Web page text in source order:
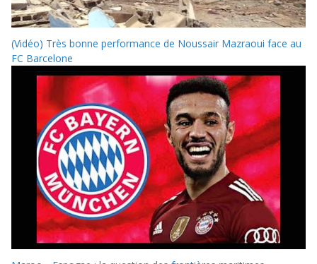
(Vidéo) Très bonne performance de Noussair Mazraoui face au
FC Barcelone